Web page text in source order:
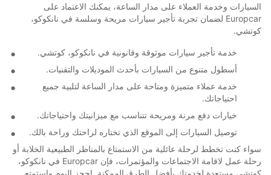
السيارات وخدمة العملاء على مدار الساعة، يمكنك الاعتماد على
Europcar لضمان تجربة تأجير سيارات مريحة وسلسة في نانكوكو،
كوتشي.
خدمة تأجير سيارات موثوقة وقانونية في نانكوكو، كوتشي.
أسطول متنوع من السيارات بأحدث الموديلات والتقنيات.
خدمة عملاء متميزة ومتاحة على مدار الساعة لتلبية جميع
احتياجاتك.
خيارات دفع مرنة ومريحة تتناسب مع ميزانيتك واحتياجاتك.
توصيل السيارات إلى الموقع الذي تختاره لراحتك وراحة بالك.
سواء كنت تخطط لرحلة عائلية من الاستمتاع بالمناظر الطبيعية الخلابة أو
رحلة عمل لاقامة الاجتماعات والمؤتمرات، فإن Europcar في نانكوكو،
كوتشي مستعدة لخدمتك بأفضل الطرق الممكنة. احجز اليوم واستمتع